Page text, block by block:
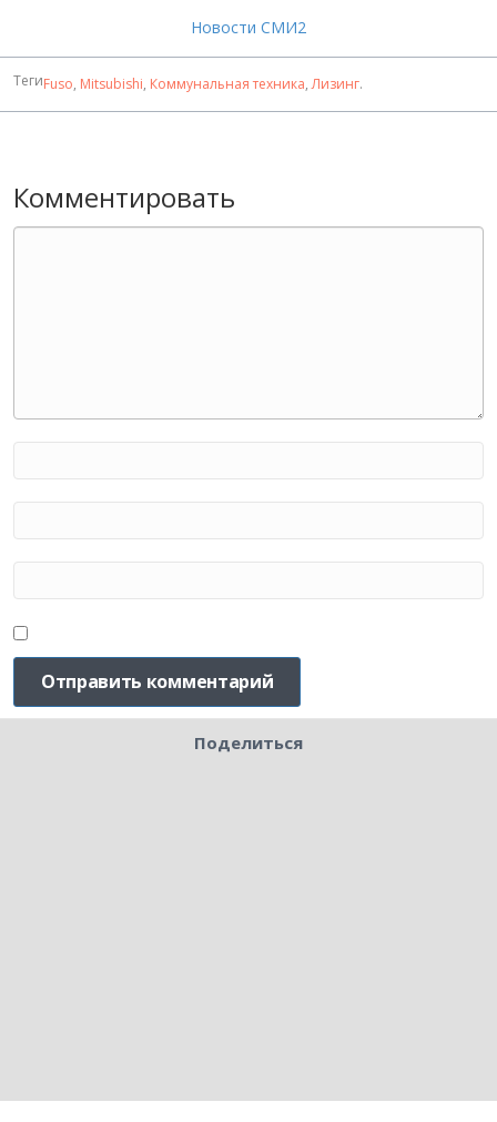
Новости СМИ2
ТегиFuso, Mitsubishi, Коммунальная техника,Лизинг.
Комментировать
Поделиться